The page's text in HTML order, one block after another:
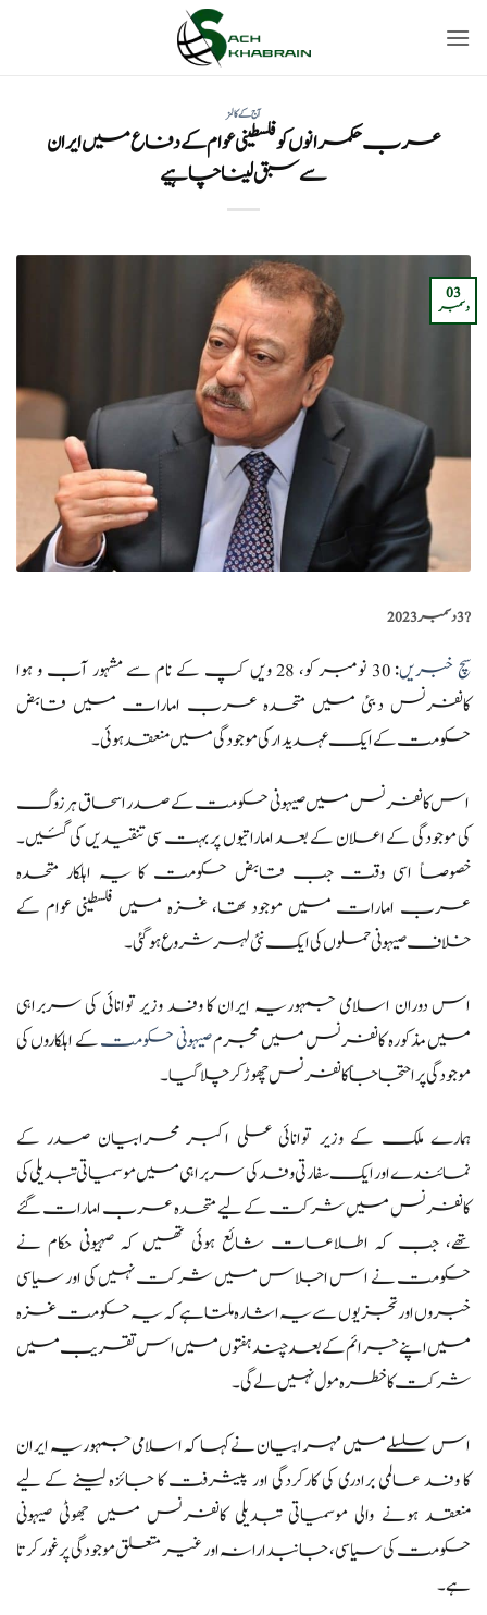
آج کے کالمز
عرب حکمرانوں کو فلسطینی عوام کے دفاع میں ایران
سے سبق لینا چاہیے
03
دسمبر
?️3 دسمبر 2023
سچ خبریں
: 30 نومبر کو، 28 ویں کپ کے نام سے مشہور آب و ہوا
کانفرنس دبئی میں متحدہ عرب امارات میں قابض
حکومت کے ایک عہدیدار کی موجودگی میں منعقد ہوئی۔
اس کانفرنس میں صیہونی حکومت کے صدر اسحاق ہرزوگ
کی موجودگی کے اعلان کے بعد اماراتیوں پر بہت سی تنقیدیں کی گئیں۔
خصوصاً اسی وقت جب قابض حکومت کا یہ اہلکار متحدہ
عرب امارات میں موجود تھا، غزہ میں فلسطینی عوام کے
خلاف صیہونی حملوں کی ایک نئی لہر شروع ہوگئی۔
اس دوران اسلامی جمہوریہ ایران کا وفد وزیر توانائی کی سربراہی
میں مذکورہ کانفرنس میں مجرمصیہونی حکومتکے اہلکاروں کی
موجودگی پر احتجاجاً کانفرنس چھوڑ کر چلا گیا۔
ہمارے ملک کے وزیر توانائی علی اکبر محرابیان صدر کے
نمائندے اور ایک سفارتی وفد کی سربراہی میں موسمیاتی تبدیلی کی
کانفرنس میں شرکت کے لیے متحدہ عرب امارات گئے
تھے، جب کہ اطلاعات شائع ہوئی تھیں کہ صہیونی حکام نے
حکومت نے اس اجلاس میں شرکت نہیں کی اور سیاسی
خبروں اور تجزیوں سے یہ اشارہ ملتا ہے کہ یہ حکومت غزہ
میں اپنے جرائم کے بعد چند ہفتوں میں اس تقریب میں
شرکت کا خطرہ مول نہیں لے گی۔
اس سلسلے میں مہرابیان نے کہا کہ اسلامی جمہوریہ ایران
کا وفد عالمی برادری کی کارکردگی اور پیشرفت کا جائزہ لینے کے لیے
منعقد ہونے والی موسمیاتی تبدیلی کانفرنس میں جھوٹی صیہونی
حکومت کی سیاسی، جانبدارانہ اور غیر متعلق موجودگی پر غور کرتا
ہے۔